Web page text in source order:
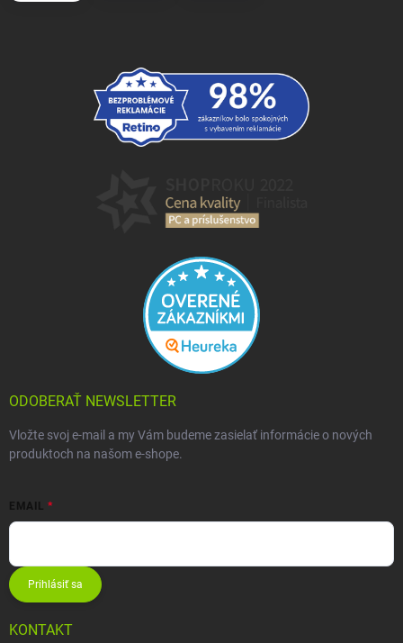
ODOBERAŤ NEWSLETTER
Vložte svoj e-mail a my Vám budeme zasielať informácie o nových
produktoch na našom e-shope.
EMAIL
Prihlásiť sa
KONTAKT